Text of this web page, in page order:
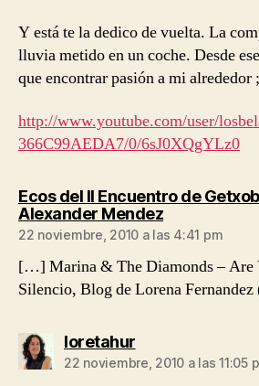
Y está te la dedico de vuelta. La
lluvia metido en un coche. Desde
que encontrar pasión a mi alrededor
http://www.youtube.com/user/
366C99AEDA7/0/6sJ0XQgYLz0
Ecos del II Encuentro de
Alexander Mendezdice:
22 noviembre, 2010 a las 4:41 pm
[…] Marina & The Diamonds – Are
Silencio, Blog de Lorena
loretahurdice:
22 noviembre, 2010 a las 11:05